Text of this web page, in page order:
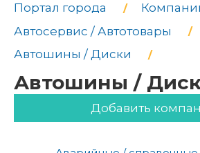
Портал города
Автосервис / Автотовары
Автошины / Диски
Автошины /
Добавить